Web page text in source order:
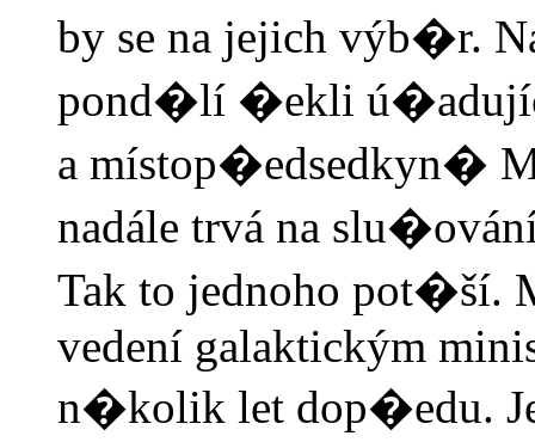
by se na jejich výb�r.
pond�lí �ekli
a místop�edsedkyn�
nadále trvá na
Tak to jednoho
vedení galaktickým
n�kolik let dop�edu.